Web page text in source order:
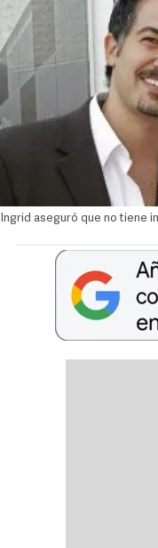
Ingrid aseguró que no tiene